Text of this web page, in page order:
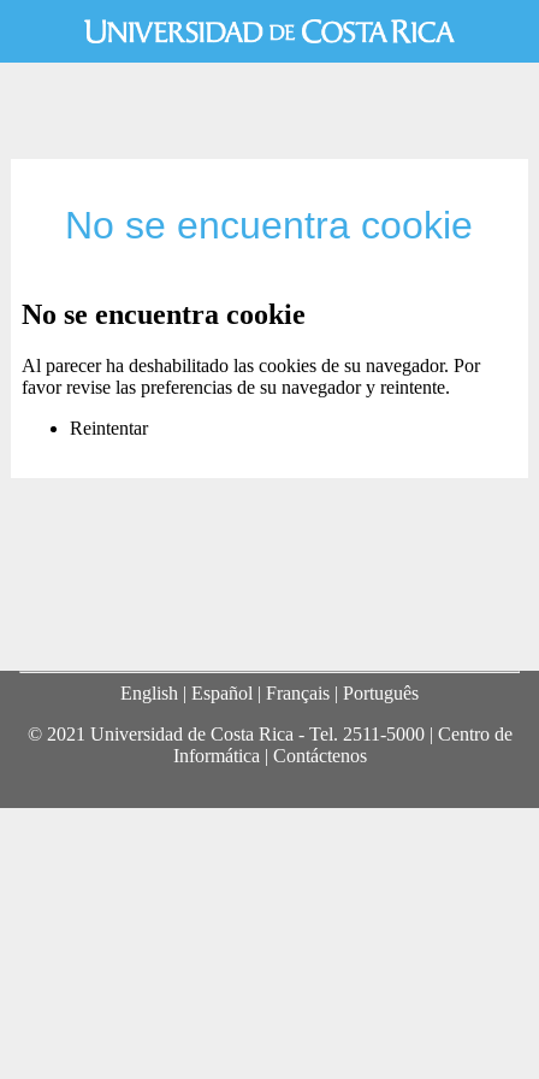
No se encuentra cookie
No se encuentra cookie
Al parecer ha deshabilitado las cookies de su navegador. Por
favor revise las preferencias de su navegador y reintente.
Reintentar
English | Español | Français | Português
© 2021 Universidad de Costa Rica - Tel. 2511-5000| Centro de
Informática | Contáctenos